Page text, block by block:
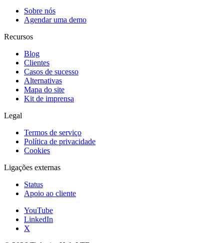
Sobre nós
Agendar uma demo
Recursos
Blog
Clientes
Casos de sucesso
Alternativas
Mapa do site
Kit de imprensa
Legal
Termos de serviço
Política de privacidade
Cookies
Ligações externas
Status
Apoio ao cliente
YouTube
LinkedIn
X